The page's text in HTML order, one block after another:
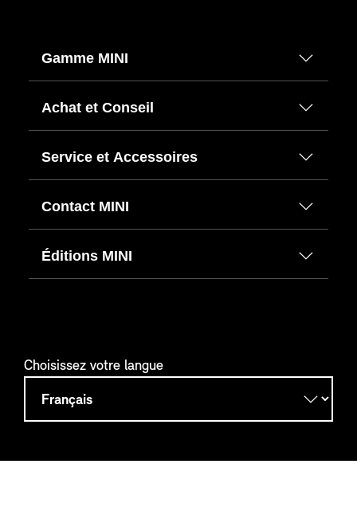
Gamme MINI
Achat et Conseil
Service et Accessoires
Contact MINI
Éditions MINI
Choisissez votre langue